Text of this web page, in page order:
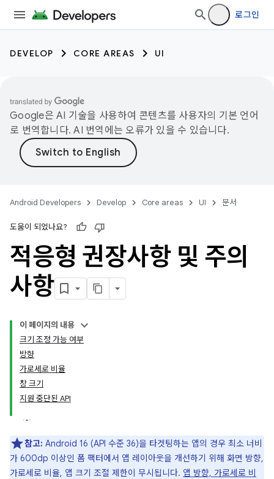
로그인
DEVELOP CORE AREAS UI
Google은 AI 기술을 사용하여 콘텐츠를 사용자의 기본 언어
로 번역합니다. AI 번역에는 오류가 있을 수 있습니다.
Android Developers Develop Core areas UI 문서
도움이 되었나요?
적응형 권장사항 및 주의
사항
이 페이지의 내용
크기 조정 가능 여부
방향
가로세로 비율
창 크기
지원 중단된 API
참고: Android 16 (API 수준 36)을 타겟팅하는 앱의 경우 최소 너비
가 600dp 이상인 폼 팩터에서 앱 레이아웃을 개선하기 위해 화면 방향,
가로세로 비율, 앱 크기 조절 제한이 무시됩니다. 앱 방향, 가로세로 비